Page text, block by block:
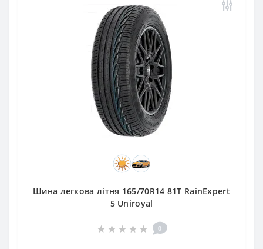
Шина легкова літня 165/70R14 81T RainExpert
5 Uniroyal
0